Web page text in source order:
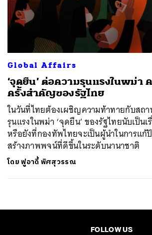
Global Affairs
‘จุดยืน’ ต่อความรุนแรงในพม่า
ครั้งสำคัญของรัฐไทย
ในวันที่ไทยต้องเผชิญความท้าทายกับสถ
รุนแรงในพม่า ‘จุดยืน’ ของรัฐไทยนับเป็น
หรือยังที่กองทัพไทยจะเป็นผู้นำในการแ
สร้างภาพพจน์ที่ดีขึ้นในระดับนานาชาติ
โดยฟูอาดี้ พิศสุวรรณ
FOLLOW US